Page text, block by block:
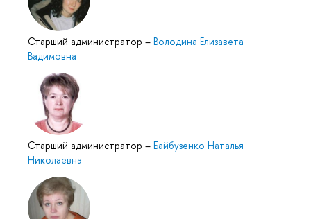
Старший администратор – Володина Елизавета
Вадимовна
Старший администратор – Байбузенко Наталья
Николаевна